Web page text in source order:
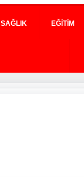
SAĞLIK EĞITIM